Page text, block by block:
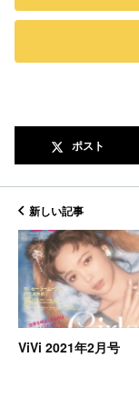
ポスト
新しい記事
ViVi 2021年2月号